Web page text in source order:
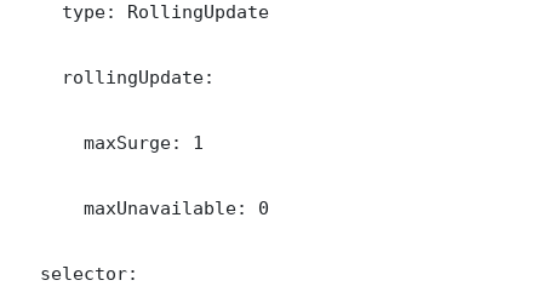
    type: RollingUpdate
    rollingUpdate:
      maxSurge: 1
      maxUnavailable: 0
  selector: